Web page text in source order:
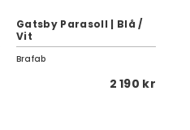
Gatsby Parasoll | Blå /
Vit
Brafab
2 190 kr